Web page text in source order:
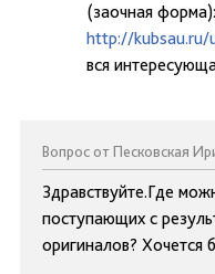
(заочная форма):
http://kubsau.ru/
вся
Вопрос от Песковская
Здравствуйте.Где
поступающих с
оригиналов? Хочется